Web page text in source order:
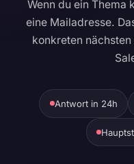
Wenn du ein Thema
eine Mailadresse.
konkreten
Antwort in 24h